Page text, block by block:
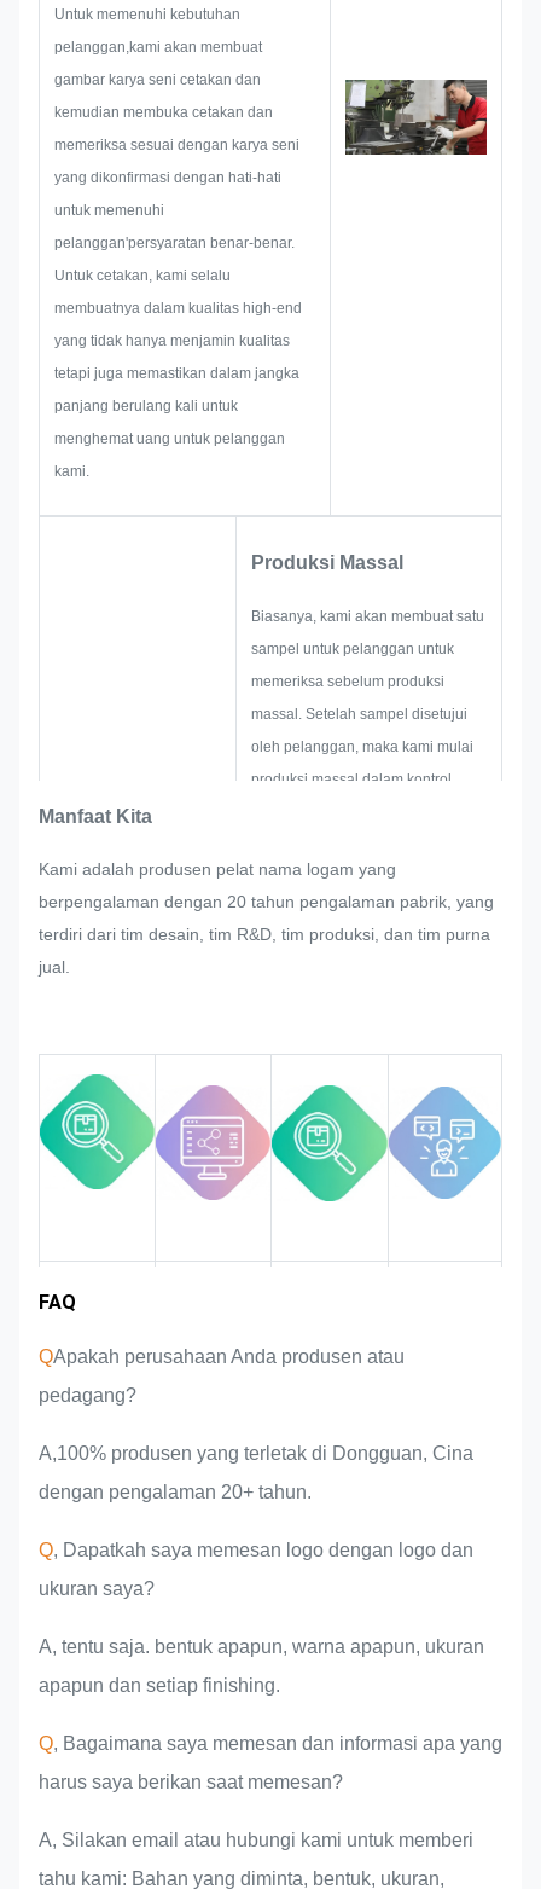
mempertimbangkan semua
kemungkinan masalah yang
Untuk memenuhi kebutuhan
pelanggan,kami akan membuat
gambar karya seni cetakan dan
kemudian membuka cetakan dan
memeriksa sesuai dengan karya seni
yang dikonfirmasi dengan hati-hati
untuk memenuhi
pelanggan'persyaratan benar-benar.
Untuk cetakan, kami selalu
membuatnya dalam kualitas high-end
yang tidak hanya menjamin kualitas
tetapi juga memastikan dalam jangka
panjang berulang kali untuk
menghemat uang untuk pelanggan
kami.
Produksi Massal
Biasanya, kami akan membuat satu
sampel untuk pelanggan untuk
memeriksa sebelum produksi
massal. Setelah sampel disetujui
oleh pelanggan, maka kami mulai
produksi massal dalam kontrol
oleh pelanggan tiba-tiba dalam
produksi massal dari nameplate,
stiker logam, label logam dan tag,
mengontrol kualitas dalam seluruh
proses memastikannya memenuhi
persyaratan kualitas yang ketat.
Manfaat Kita
Kami adalah produsen pelat nama logam yang
berpengalaman dengan 20 tahun pengalaman pabrik, yang
terdiri dari tim desain, tim R&D, tim produksi, dan tim purna
jual.
Pengalaman
FAQ
QApakah perusahaan Anda produsen atau
pedagang?
A,100% produsen yang terletak di Dongguan, Cina
dengan pengalaman 20+ tahun.
Q, Dapatkah saya memesan logo dengan logo dan
ukuran saya?
A, tentu saja. bentuk apapun, warna apapun, ukuran
apapun dan setiap finishing.
Q, Bagaimana saya memesan dan informasi apa yang
harus saya berikan saat memesan?
A, Silakan email atau hubungi kami untuk memberi
tahu kami: Bahan yang diminta, bentuk, ukuran,